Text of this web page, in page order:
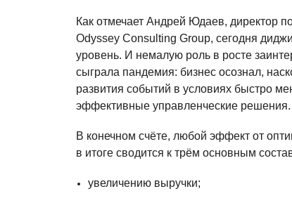
Как отмечает Андрей Юдаев, директор
Odyssey Consulting Group, сегодня
уровень. И немалую роль в росте
сыграла пандемия: бизнес осознал,
развития событий в условиях быстро
эффективные управленческие решения.
В конечном счёте, любой эффект от
в итоге сводится к трём основным
увеличению выручки;